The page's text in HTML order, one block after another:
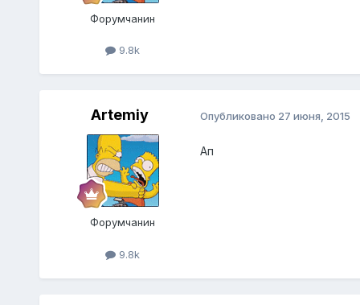
Форумчанин
9.8k
Artemiy
Форумчанин
9.8k
Опубликовано 27 июня, 2015
Ап